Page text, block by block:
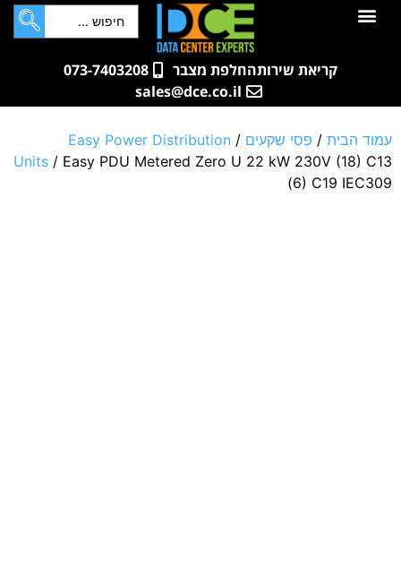
לתוכן
קריאת שירותהחלפת מצבר
073-7403208
sales@dce.co.il
עמוד הבית / פסי שקעים /
Easy Power Distribution
Units / Easy PDU Metered Zero U 22 kW 230V (18) C13
(6) C19 IEC309